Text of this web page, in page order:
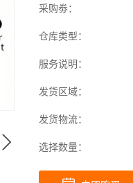
采购劵：
仓库类型：
服务说明：
发货区域：
发货物流：
选择数量：